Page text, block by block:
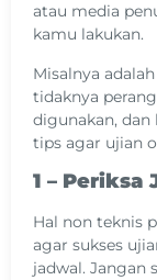
atau media
kamu lakukan.
Misalnya
tidaknya
digunakan, dan
tips agar ujian
1 – Periksa
Hal non teknis
agar sukses
jadwal. Jangan